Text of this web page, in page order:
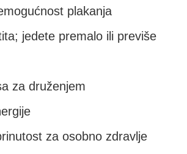
plakanja
jedete premalo ili previše
za druženjem
za osobno zdravlje